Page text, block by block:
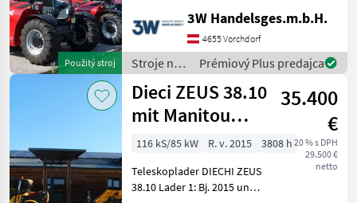
Použitý stroj
5.8 und 5.10 SOFORT
Lieferbar nur bei 3W
Handelsgesellschaft Ihr
Offizieller Magni Import
3W Handelsges.m.b.H.
4655 Vorchdorf
Stroje na
stavbu /
Magni
Prémiový Plus predajca
Dieci ZEUS 38.10
mit Manitou
Schnellwechsler
35.400
€
20 % s DPH
29.500 €
netto
116 kS/85 kW R. v. 2015
3808 h
Teleskoplader DIECHI ZEUS
38.10 Lader 1: Bj. 2015 und